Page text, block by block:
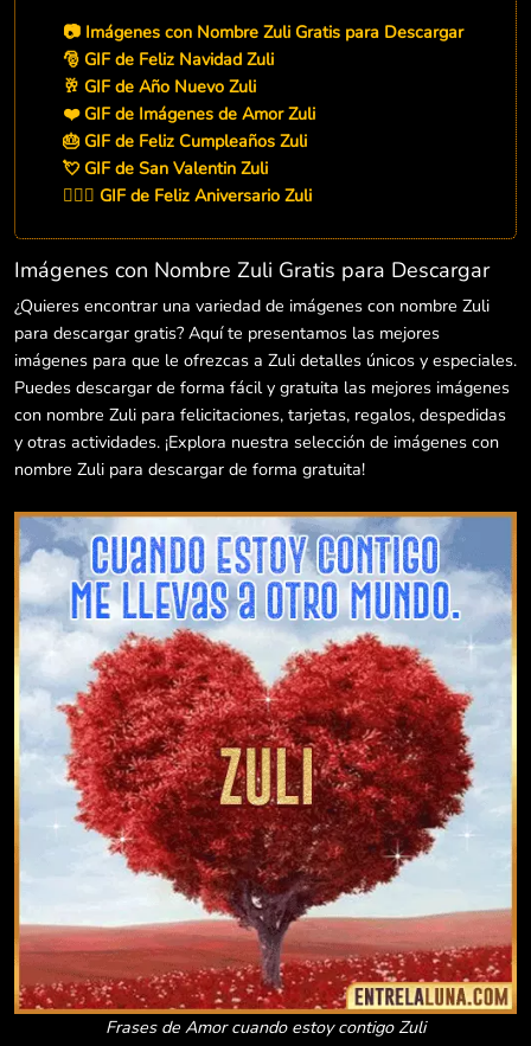
📷 Imágenes con Nombre Zuli Gratis para Descargar
🎅 GIF de Feliz Navidad Zuli
🥂 GIF de Año Nuevo Zuli
❤️ GIF de Imágenes de Amor Zuli
🎂 GIF de Feliz Cumpleaños Zuli
💘 GIF de San Valentin Zuli
👨‍❤️‍👨 GIF de Feliz Aniversario Zuli
Imágenes con Nombre Zuli Gratis para Descargar
¿Quieres encontrar una variedad de imágenes con nombre Zuli
para descargar gratis? Aquí te presentamos las mejores
imágenes para que le ofrezcas a Zuli detalles únicos y especiales.
Puedes descargar de forma fácil y gratuita las mejores imágenes
con nombre Zuli para felicitaciones, tarjetas, regalos, despedidas
y otras actividades. ¡Explora nuestra selección de imágenes con
nombre Zuli para descargar de forma gratuita!
Frases de Amor cuando estoy contigo Zuli